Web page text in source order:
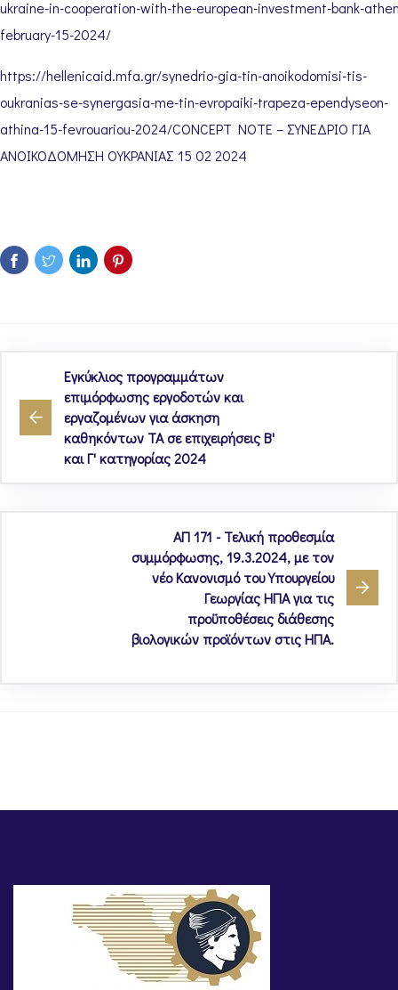
ukraine-in-cooperation-with-the-european-investment-bank-
february-15-2024/
https://hellenicaid.mfa.gr/synedrio-gia-tin-anoikodomisi-tis-
oukranias-se-synergasia-me-tin-evropaiki-trapeza-ependyseon-
athina-15-fevrouariou-2024/CONCEPT NOTE – ΣΥΝΕΔΡΙΟ ΓΙΑ
ΑΝΟΙΚΟΔΟΜΗΣΗ ΟΥΚΡΑΝΙΑΣ 15 02 2024
Εγκύκλιος προγραμμάτων
επιμόρφωσης εργοδοτών και
εργαζομένων για άσκηση
καθηκόντων ΤΑ σε επιχειρήσεις Β'
και Γ' κατηγορίας 2024
ΑΠ 171 - Τελική προθεσμία
συμμόρφωσης, 19.3.2024, με τον
νέο Κανονισμό του Υπουργείου
Γεωργίας ΗΠΑ για τις
προϋποθέσεις διάθεσης
βιολογικών προϊόντων στις ΗΠΑ.